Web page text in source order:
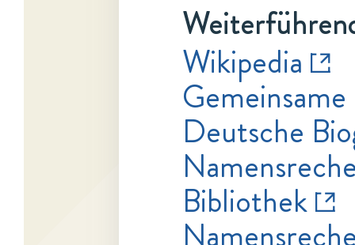
Wikipedia
Deutsche
Bibliothek